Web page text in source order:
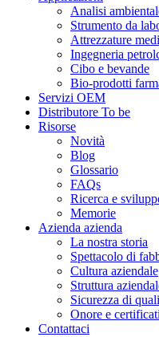
Analisi
Strumento da
Attrezzature
Ingegneria
Cibo e bevande
Bio-prodotti
Servizi OEM
Distributore To be
Risorse
Novità
Blog
Glossario
FAQs
Ricerca e
Memorie
Azienda azienda
La nostra storia
Spettacolo di
Cultura aziendale
Struttura
Sicurezza di
Onore e certificati
Contattaci